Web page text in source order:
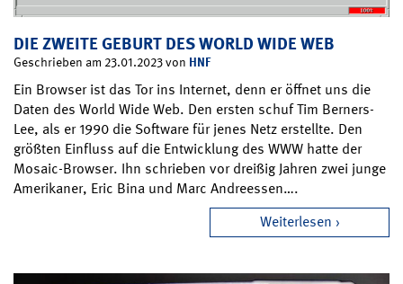
DIE ZWEITE GEBURT DES WORLD WIDE WEB
Geschrieben am 23.01.2023 von HNF
Ein Browser ist das Tor ins Internet, denn er öffnet uns die
Daten des World Wide Web. Den ersten schuf Tim Berners-
Lee, als er 1990 die Software für jenes Netz erstellte. Den
größten Einfluss auf die Entwicklung des WWW hatte der
Mosaic-Browser. Ihn schrieben vor dreißig Jahren zwei junge
Amerikaner, Eric Bina und Marc Andreessen….
Weiterlesen